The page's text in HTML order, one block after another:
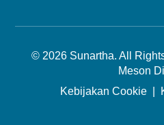
© 2026 Sunartha. All
Meson
Kebijakan Cookie